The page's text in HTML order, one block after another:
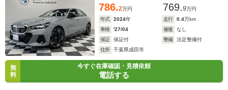
786.2万円 769.9万円
年式
2024年 走行 0.4万km
車検
'27/04 修復
なし
保証
保証付 整備
法定整備付
住所
千葉県成田市
無
料
今すぐ在庫確認・見積依頼
電話する